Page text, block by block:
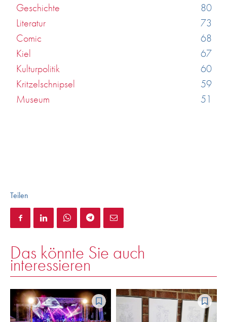
Geschichte
80
Literatur
73
Comic
68
Kiel
67
Kulturpolitik
60
Kritzelschnipsel
59
Museum
51
Teilen
Das könnte Sie auch
interessieren